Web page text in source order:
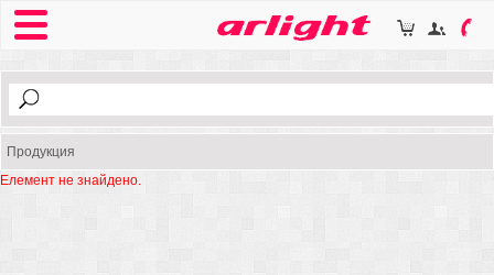
Продукция
Елемент не знайдено.